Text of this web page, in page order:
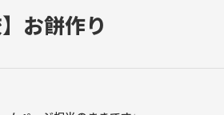
】お餅作り